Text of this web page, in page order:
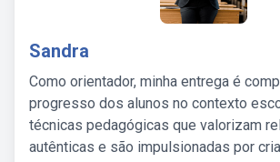
Sandra
Como orientador, minha entrega é
progresso dos alunos no contexto
técnicas pedagógicas que valorizam
autênticas e são impulsionadas por